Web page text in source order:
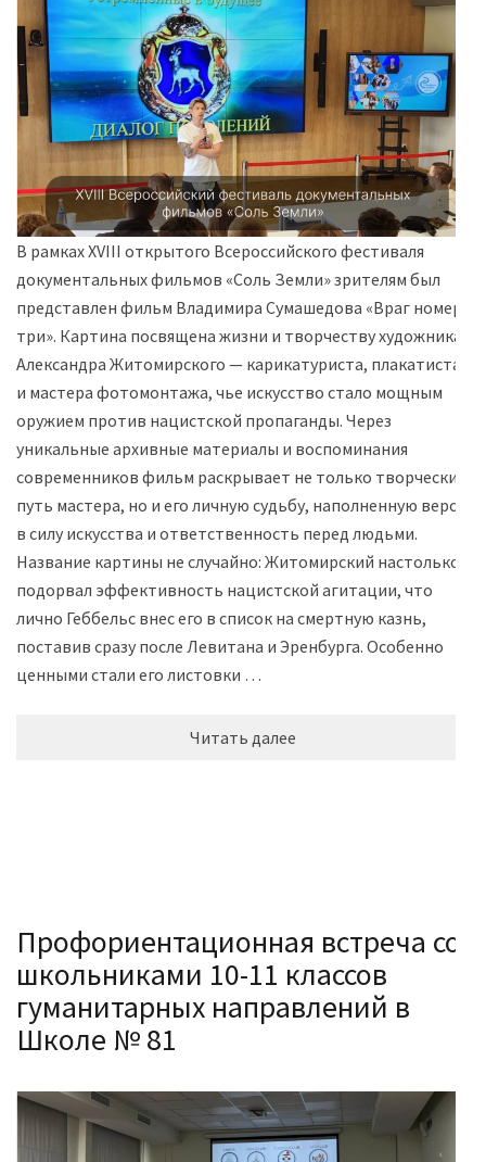
В рамках XVIII открытого Всероссийского фестиваля
документальных фильмов «Соль Земли» зрителям был
представлен фильм Владимира Сумашедова «Враг номер
три». Картина посвящена жизни и творчеству художника
Александра Житомирского — карикатуриста, плакатиста
и мастера фотомонтажа, чье искусство стало мощным
оружием против нацистской пропаганды. Через
уникальные архивные материалы и воспоминания
современников фильм раскрывает не только творческий
путь мастера, но и его личную судьбу, наполненную верой
в силу искусства и ответственность перед людьми.
Название картины не случайно: Житомирский настолько
подорвал эффективность нацистской агитации, что
лично Геббельс внес его в список на смертную казнь,
поставив сразу после Левитана и Эренбурга. Особенно
ценными стали его листовки …
Читать далее
Профориентационная встреча со
школьниками 10-11 классов
гуманитарных направлений в
Школе № 81